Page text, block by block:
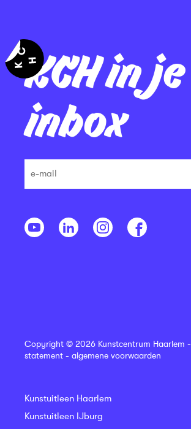
KCH in je
inbox
Copyright © 2026 Kunstcentrum Haarlem -
statement - algemene voorwaarden
Kunstuitleen Haarlem
Kunstuitleen IJburg